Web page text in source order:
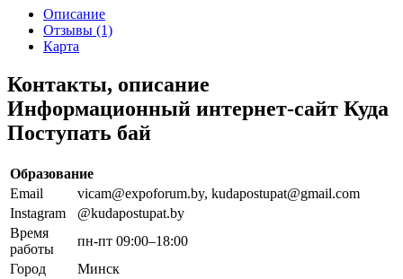
Описание
Отзывы (1)
Карта
Контакты, описание
Информационный интернет-сайт Куда
Поступать бай
Образование
Email
vicam@expoforum.by, kudapostupat@gmail.com
Instagram
@kudapostupat.by
Время
работы
пн-пт 09:00–18:00
Город
Минск